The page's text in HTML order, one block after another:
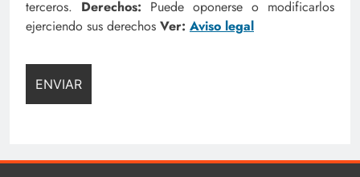
terceros. Derechos: Puede oponerse o modificarlos
ejerciendo sus derechos Ver: Aviso legal